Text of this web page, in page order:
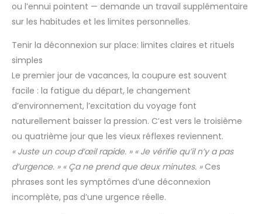
ou l’ennui pointent — demande un travail supplémentaire
sur les habitudes et les limites personnelles.
Tenir la déconnexion sur place: limites claires et rituels
simples
Le premier jour de vacances, la coupure est souvent
facile : la fatigue du départ, le changement
d’environnement, l’excitation du voyage font
naturellement baisser la pression. C’est vers le troisième
ou quatrième jour que les vieux réflexes reviennent.
« Juste un coup d’œil rapide. » « Je vérifie qu’il n’y a pas
d’urgence. » « Ça ne prend que deux minutes. »Ces
phrases sont les symptômes d’une déconnexion
incomplète, pas d’une urgence réelle.